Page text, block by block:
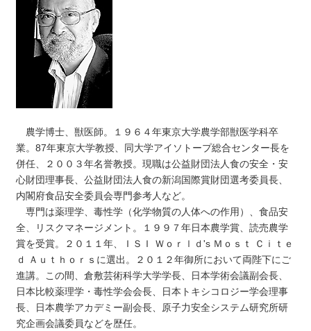
農学博士、獣医師。１９６４年東京大学農学部獣医学科卒
業。87年東京大学教授、同大学アイソトープ総合センター長を
併任、２００３年名誉教授。現職は公益財団法人食の安全・安
心財団理事長、公益財団法人食の新潟国際賞財団選考委員長、
内閣府食品安全委員会専門参考人など。
専門は薬理学、毒性学（化学物質の人体への作用）、食品安
全、リスクマネージメント。１９９７年日本農学賞、読売農学
賞を受賞。２０１１年、ＩＳＩ Ｗｏｒｌｄ's Ｍｏｓｔ Ｃｉｔｅ
ｄ Ａｕｔｈｏｒｓに選出。２０１２年御所において両陛下にご
進講。この間、倉敷芸術科学大学学長、日本学術会議副会長、
日本比較薬理学・毒性学会会長、日本トキシコロジー学会理事
長、日本農学アカデミー副会長、原子力安全システム研究所研
究企画会議委員などを歴任。